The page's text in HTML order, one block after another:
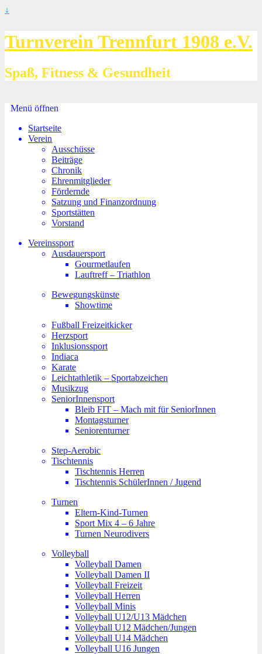
↓
Turnverein Trennfurt 1908 e.V.
Spaß, Fitness & Gesundheit
Menü öffnen
Startseite
Verein
Ausschüsse
Beiträge
Chronik
Ehrenmitglieder
Fördernde
Satzung und Finanzordnung
Sportstätten
Vorstand
Vereinssport
Ausdauersport
Gourmetlaufen
Lauftreff – Triathlon
Bewegungskünste
Showtime
Fußball Freizeitkicker
Herzsport
Inklusionssport
Indiaca
Karate
Leichtathletik – Sportabzeichen
Musikzug
SeniorInnensport
Bleib FIT – Mach mit für SeniorInnen
Montagsturner
Seniorenturner
Step-Aerobic
Tischtennis
Tischtennis Herren
Tischtennis SchülerInnen / Jugend
Turnen
Eltern-Kind-Turnen
Sport Mix 4 – 6 Jahre
Turnen Neurodivers
Volleyball
Volleyball Damen
Volleyball Damen II
Volleyball Freizeit
Volleyball Herren
Volleyball Minis
Volleyball U12/U13 Mädchen
Volleyball U12 Mädchen/Jungen
Volleyball U14 Mädchen
Volleyball U16 Jungen